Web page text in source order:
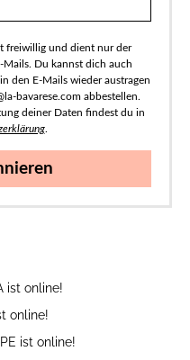
freiwillig und dient nur der
Du kannst dich auch
den E-Mails wieder austragen
bavarese.com abbestellen.
deiner Daten findest du in
.
ist online!
online!
ist online!